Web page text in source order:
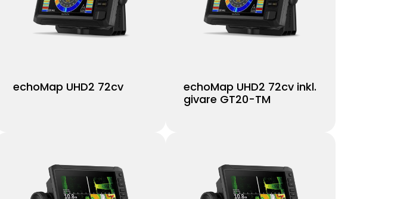
echoMap UHD2 72cv
echoMap UHD2 72cv inkl.
givare GT20-TM